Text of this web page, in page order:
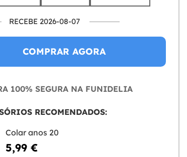
RECEBE 2026-08-07
COMPRAR AGORA
100% SEGURA NA FUNIDELIA
RECOMENDADOS:
Colar anos 20
5,99 €